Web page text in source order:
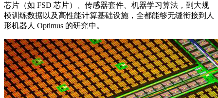
芯片（如 FSD 芯片）、传感器套件、机器学习算法，到大规
模训练数据以及高性能计算基础设施，全都能够无缝衔接到人
形机器人 Optimus 的研究中。